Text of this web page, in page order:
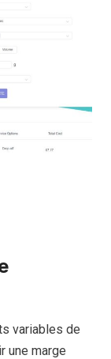
variables de
une marge